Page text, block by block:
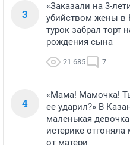
3
«Заказали на 3-
убийством жены в
турок забрал торт
рождения сына
21 685 7
4
«Мама! Мамочка!
ее ударил?» В
маленькая
истерике
от матери